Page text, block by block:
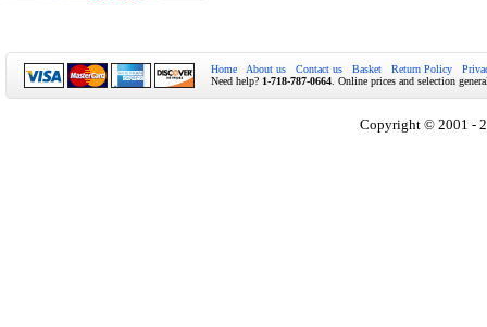
Home About us Contact us Basket Return Policy
Need help? 1-718-787-0664 . Online prices and selection
Copyright © 2001 -